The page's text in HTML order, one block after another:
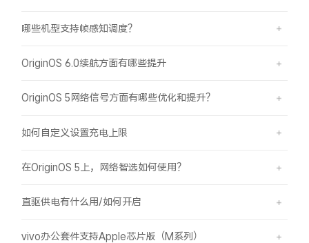
哪些机型支持帧感知调度？
OriginOS 6.0续航方面有哪些提升
OriginOS 5网络信号方面有哪些优化和提升？
如何自定义设置充电上限
在OriginOS 5上，网络智选如何使用？
直驱供电有什么用/如何开启
vivo办公套件支持Apple芯片版（M系列）